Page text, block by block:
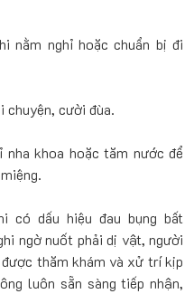
nằm nghỉ hoặc chuẩn bị đi
chuyện, cười đùa.
khoa hoặc tăm nước để
có dấu hiệu đau bụng bất
ngờ nuốt phải dị vật, người
thăm khám và xử trí kịp
luôn sẵn sàng tiếp nhận,